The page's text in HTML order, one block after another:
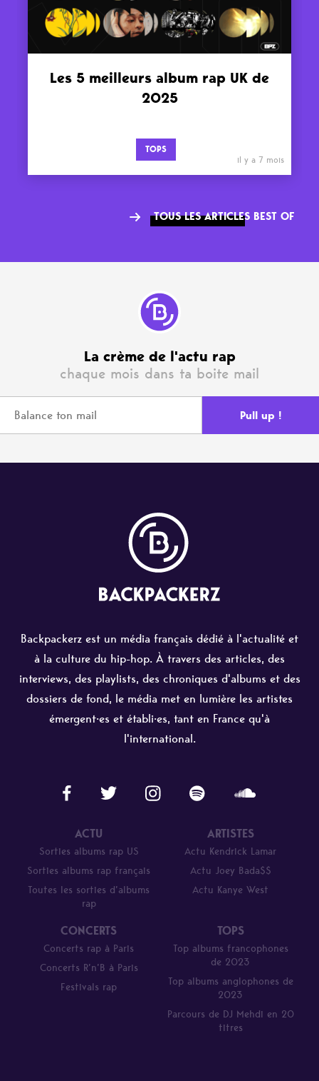
Les 5 meilleurs album rap UK de
2025
TOPS
il y a 7 mois
TOUS LES ARTICLES BEST OF
La crème de l'actu rap
chaque mois dans ta boite mail
Backpackerz est un média français dédié à l'actualité et
à la culture du hip-hop. À travers des articles, des
interviews, des playlists, des chroniques d'albums et des
dossiers de fond, le média met en lumière les artistes
émergent·es et établi·es, tant en France qu'à
l'international.
ACTU
Sorties albums rap US
Sorties albums rap français
Toutes les sorties d’albums
rap
ARTISTES
Actu Kendrick Lamar
Actu Joey Bada$$
Actu Kanye West
CONCERTS
Concerts rap à Paris
Concerts R’n’B à Paris
Festivals rap
TOPS
Top albums francophones
de 2023
Top albums anglophones de
2023
Parcours de DJ Mehdi en 20
titres